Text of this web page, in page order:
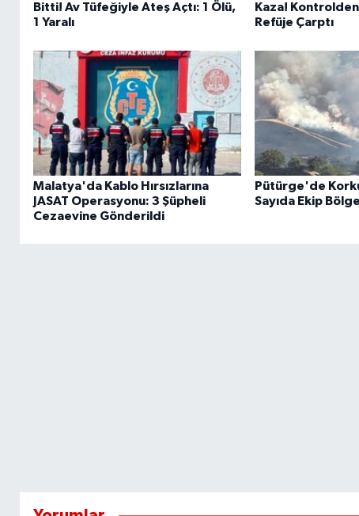
Bitti! Av Tüfeğiyle Ateş Açtı: 1 Ölü,
1 Yaralı
Kaza!
Refüje Çarptı
Malatya'da Kablo Hırsızlarına
JASAT Operasyonu: 3 Şüpheli
Cezaevine Gönderildi
Pütürge'de
Sayıda Ekip